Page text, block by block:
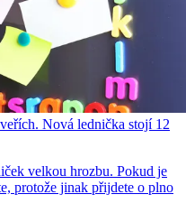
Nová lednička stojí 12
velkou hrozbu. Pokud je
protože jinak přijdete o plno